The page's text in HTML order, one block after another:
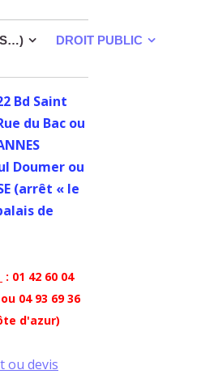
DROIT PUBLIC
Bd Saint
du Bac ou
Doumer ou
(arrêt « le
de
: 01 42 60 04
04 93 69 36
d'azur)
ou devis